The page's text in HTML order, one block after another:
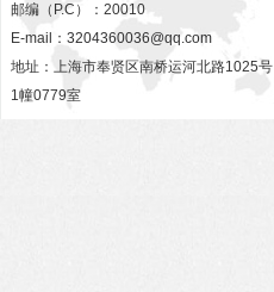
邮编（P.C）：20010
E-mail： 3204360036@qq.com
地址：上海市奉贤区南桥运河北路1025号
1幢0779室